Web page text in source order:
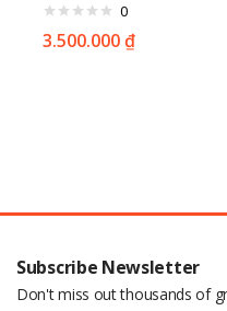
0
3.500.000₫
Subscribe Newsletter
Don't miss out thousands of